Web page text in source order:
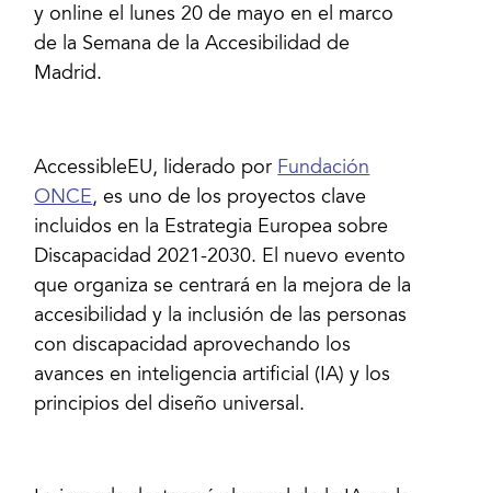
y online el lunes 20 de mayo en el marco
de la Semana de la Accesibilidad de
Madrid.
AccessibleEU, liderado por Fundación
ONCE, es uno de los proyectos clave
incluidos en la Estrategia Europea sobre
Discapacidad 2021-2030. El nuevo evento
que organiza se centrará en la mejora de la
accesibilidad y la inclusión de las personas
con discapacidad aprovechando los
avances en inteligencia artificial (IA) y los
principios del diseño universal.